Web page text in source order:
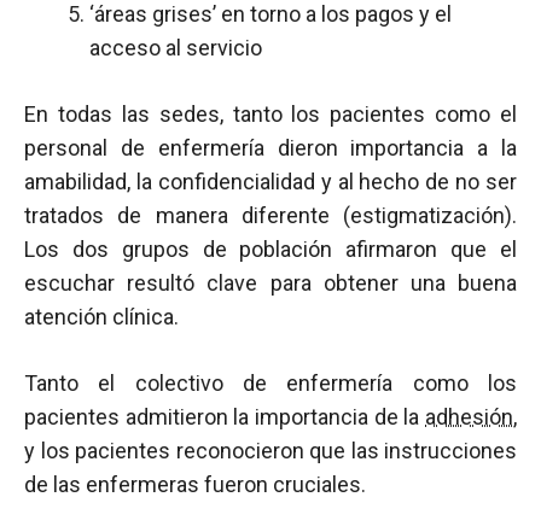
‘áreas grises’ en torno a los pagos y el
acceso al servicio
En todas las sedes, tanto los pacientes como el
personal de enfermería dieron importancia a la
amabilidad, la confidencialidad y al hecho de no ser
tratados de manera diferente (estigmatización).
Los dos grupos de población afirmaron que el
escuchar resultó clave para obtener una buena
atención clínica.
Tanto el colectivo de enfermería como los
pacientes admitieron la importancia de la adhesión,
y los pacientes reconocieron que las instrucciones
de las enfermeras fueron cruciales.